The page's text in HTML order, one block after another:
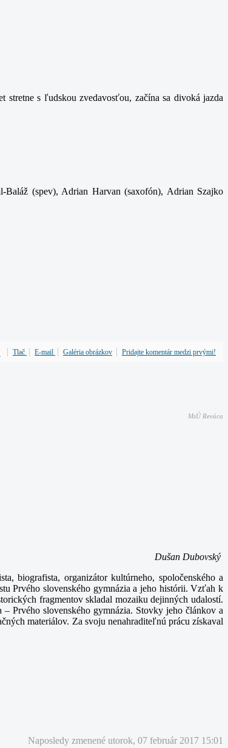
s ľudskou zvedavosťou, začína sa divoká jazda
(spev), Adrian Harvan (saxofón), Adrian Szajko
Tlač E-mail Galéria obrázkov Pridajte komentár medzi prvými!
MsÚ Revúca
Dušan Dubovský
biografista, organizátor kultúrneho, spoločenského a
Prvého slovenského gymnázia a jeho histórii. Vzťah k
fragmentov skladal mozaiku dejinných udalostí.
Prvého slovenského gymnázia. Stovky jeho článkov a
materiálov. Za svoju nenahraditeľnú prácu získaval
Naposledy zmenené utorok, 07 február 2017 15:01